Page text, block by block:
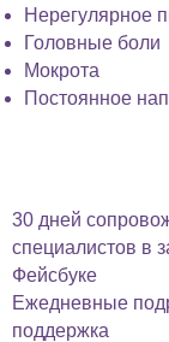
Нерегулярное
Головные боли
Мокрота
Постоянное
30 дней
специалистов в
Фейсбуке
Ежедневные
поддержка